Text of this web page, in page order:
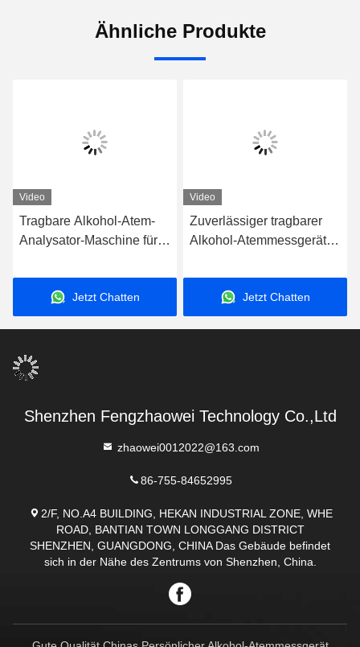
Ähnliche Produkte
Video
Tragbare Alkohol-Atem-
Analysator-Maschine für
Prüfung Mr Black 1000
Jetzt Chatten
Video
Zuverlässiger tragbarer
Alkohol-Atemmessgerät
Sensor
Jetzt Chatten
Shenzhen Fengzhaowei Technology Co.,Ltd
zhaowei0012022@163.com
86-755-84652995
2/F, NO.A4 BUILDING, HEKAN INDUSTRIAL ZONE, WHE
ROAD, BANTIAN TOWN LONGGANG DISTRICT
SHENZHEN, GUANGDONG, CHINA Das Gebäude befindet
sich in der Nähe des Zentrums von Shenzhen, China.